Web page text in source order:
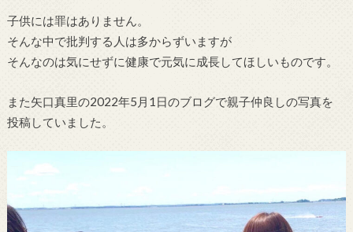
子供には罪はありません。
そんな中で批判する人は多からずいますが
そんなのは気にせずに健康で元気に成長してほしいものです。
また矢口真里の2022年5月1日のブログで親子仲良しの写真を
投稿していました。